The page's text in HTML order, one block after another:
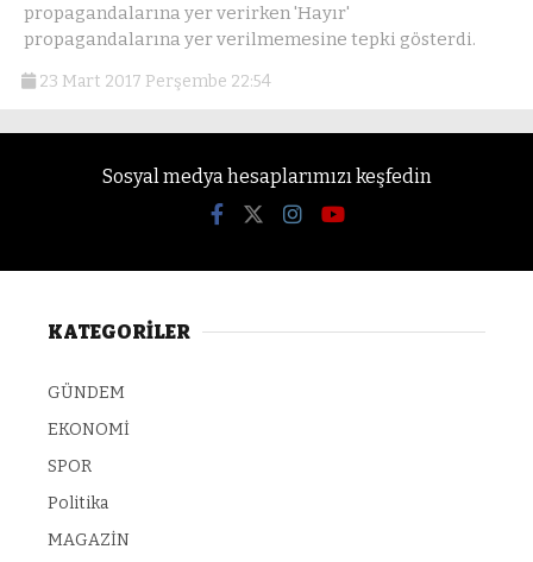
propagandalarına yer verirken 'Hayır'
propagandalarına yer verilmemesine tepki gösterdi.
23 Mart 2017 Perşembe 22:54
Sosyal medya hesaplarımızı keşfedin
KATEGORİLER
GÜNDEM
EKONOMİ
SPOR
Politika
MAGAZİN